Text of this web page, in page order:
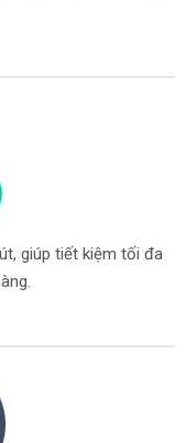
giúp tiết kiệm tối đa